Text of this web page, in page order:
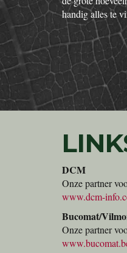
handig alles te
DCM
Onze partner
www.dcm-
Bucomat/
Onze partner